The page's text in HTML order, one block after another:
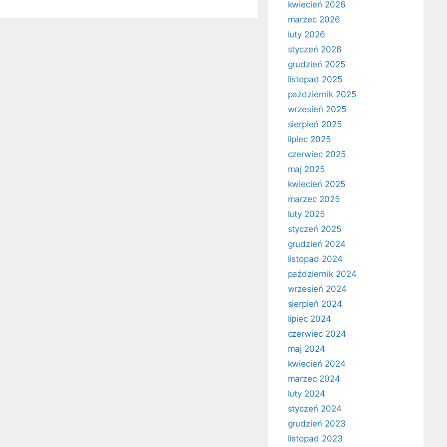
kwiecień 2026
marzec 2026
luty 2026
styczeń 2026
grudzień 2025
listopad 2025
październik 2025
wrzesień 2025
sierpień 2025
lipiec 2025
czerwiec 2025
maj 2025
kwiecień 2025
marzec 2025
luty 2025
styczeń 2025
grudzień 2024
listopad 2024
październik 2024
wrzesień 2024
sierpień 2024
lipiec 2024
czerwiec 2024
maj 2024
kwiecień 2024
marzec 2024
luty 2024
styczeń 2024
grudzień 2023
listopad 2023